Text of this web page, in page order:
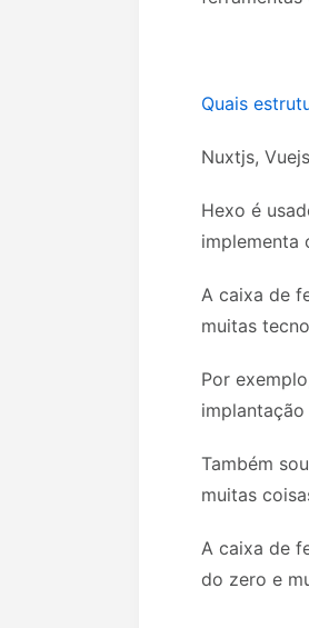
Quais
Nuxtjs, Vuejs
Hexo é
implementa
A caixa de
muitas
Por
Também
muitas
A caixa de
do zero e